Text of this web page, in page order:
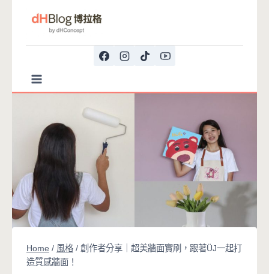
Home / 風格 / 創作者分享｜超美牆面實刷，跟著ÜJ一起打
造質感牆面！